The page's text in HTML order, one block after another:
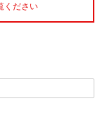
ください